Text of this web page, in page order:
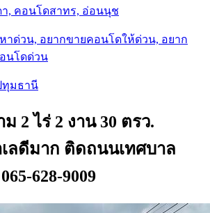
, คอนโดสาทร, อ่อนนุช
าด่วน, อยากขายคอนโดให้ด่วน, อยาก
นโดด่วน
ทุมธานี
2 ไร่ 2 งาน 30 ตรว.
ลดีมาก ติดถนนเทศบาล
628-9009